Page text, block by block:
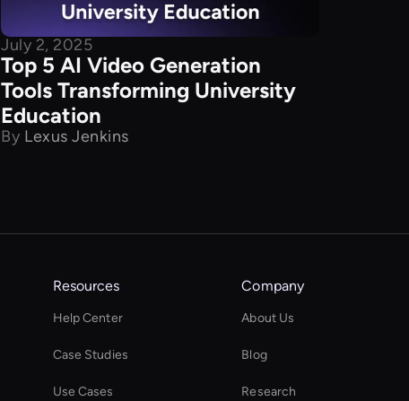
July 2, 2025
Top 5 AI Video Generation
Tools Transforming University
Education
By Lexus Jenkins
Resources
Help Center
Case Studies
Use Cases
Company
About Us
Blog
Research